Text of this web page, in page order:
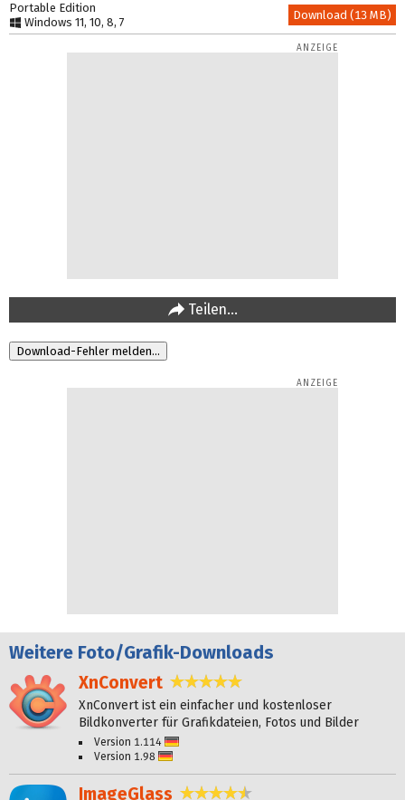
Portable Edition
Windows 11, 10, 8, 7
Download (13 MB)
Teilen…
Weitere Foto/Grafik-Downloads
XnConvert
XnConvert ist ein einfacher und kostenloser
Bildkonverter für Grafikdateien, Fotos und Bilder
Version 1.114
Version 1.98
ImageGlass 4,4 Sterne